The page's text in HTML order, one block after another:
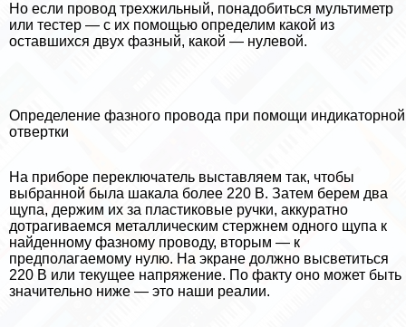
Но если провод трехжильный, понадобиться мультиметр
или тестер — с их помощью определим какой из
оставшихся двух фазный, какой — нулевой.
Определение фазного провода при помощи индикаторной
отвертки
На приборе переключатель выставляем так, чтобы
выбранной была шакала более 220 В. Затем берем два
щупа, держим их за пластиковые ручки, аккуратно
дотрагиваемся металлическим стержнем одного щупа к
найденному фазному проводу, вторым — к
предполагаемому нулю. На экране должно высветиться
220 В или текущее напряжение. По факту оно может быть
значительно ниже — это наши реалии.